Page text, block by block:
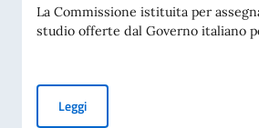
La Commissione istituita per
studio offerte dal Governo italiano
LeggiBorse di studio offerte dal